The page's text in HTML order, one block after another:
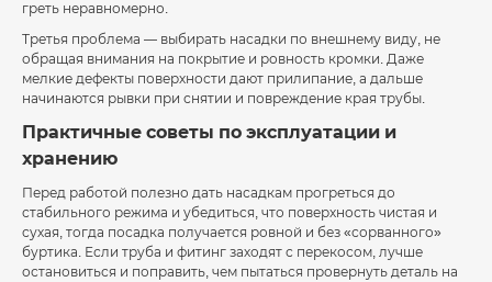
греть неравномерно.
Третья проблема — выбирать насадки по внешнему виду, не
обращая внимания на покрытие и ровность кромки. Даже
мелкие дефекты поверхности дают прилипание, а дальше
начинаются рывки при снятии и повреждение края трубы.
Практичные советы по эксплуатации и
хранению
Перед работой полезно дать насадкам прогреться до
стабильного режима и убедиться, что поверхность чистая и
сухая, тогда посадка получается ровной и без «сорванного»
буртика. Если труба и фитинг заходят с перекосом, лучше
остановиться и поправить, чем пытаться провернуть деталь на